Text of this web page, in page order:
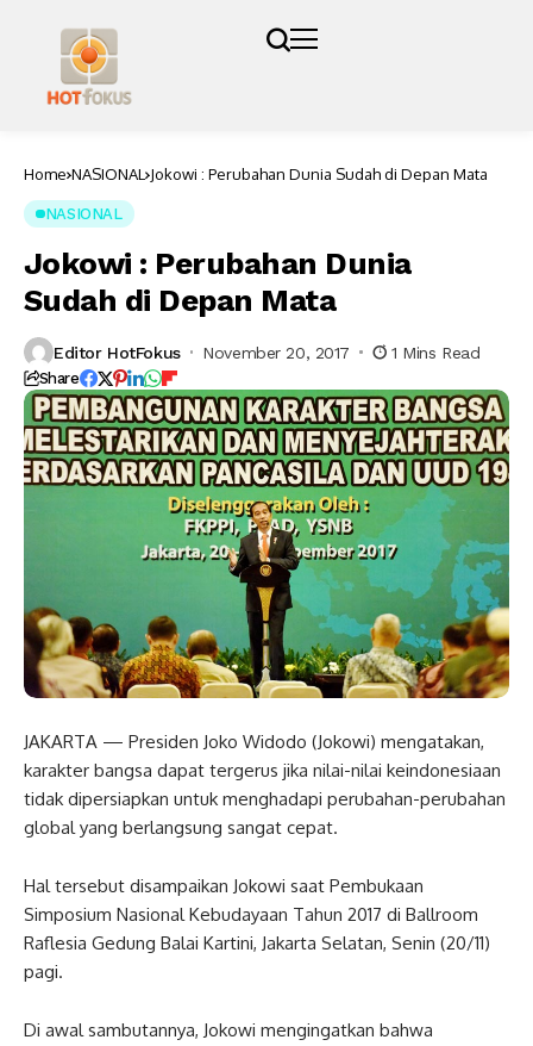
Home NASIONAL Jokowi : Perubahan Dunia Sudah di Depan Mata
NASIONAL
Jokowi : Perubahan Dunia
Sudah di Depan Mata
Editor HotFokus November 20, 2017 1 Mins Read
Share
JAKARTA — Presiden Joko Widodo (Jokowi) mengatakan,
karakter bangsa dapat tergerus jika nilai-nilai keindonesiaan
tidak dipersiapkan untuk menghadapi perubahan-perubahan
global yang berlangsung sangat cepat.
Hal tersebut disampaikan Jokowi saat Pembukaan
Simposium Nasional Kebudayaan Tahun 2017 di Ballroom
Raflesia Gedung Balai Kartini, Jakarta Selatan, Senin (20/11)
pagi.
Di awal sambutannya, Jokowi mengingatkan bahwa